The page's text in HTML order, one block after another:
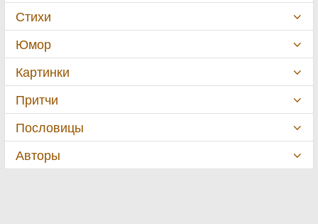
Стихи
Юмор
Картинки
Притчи
Пословицы
Авторы